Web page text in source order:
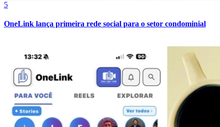
5
OneLink lança primeira rede social para o setor condominial